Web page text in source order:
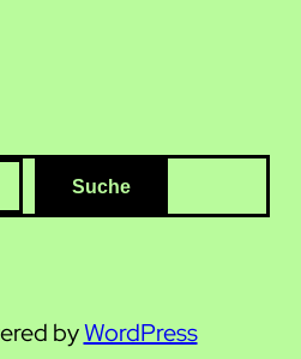
Suche
byWordPress